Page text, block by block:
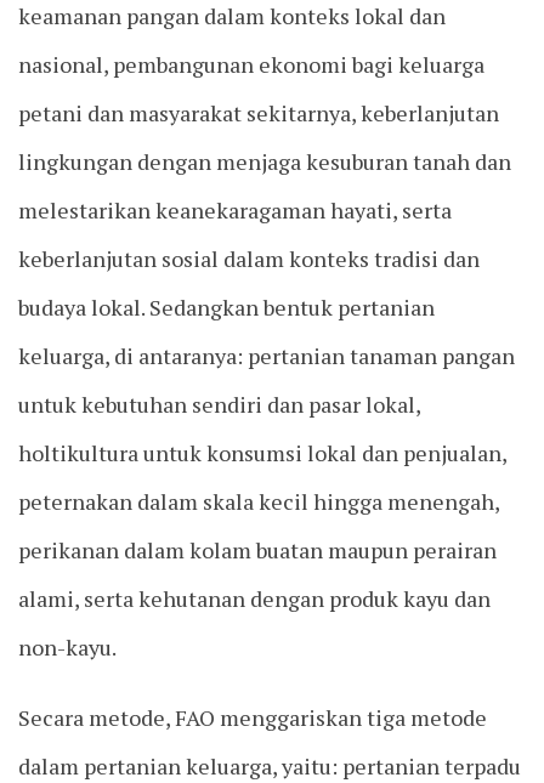
keamanan pangan dalam konteks lokal dan
nasional, pembangunan ekonomi bagi keluarga
petani dan masyarakat sekitarnya, keberlanjutan
lingkungan dengan menjaga kesuburan tanah dan
melestarikan keanekaragaman hayati, serta
keberlanjutan sosial dalam konteks tradisi dan
budaya lokal. Sedangkan bentuk pertanian
keluarga, di antaranya: pertanian tanaman pangan
untuk kebutuhan sendiri dan pasar lokal,
holtikultura untuk konsumsi lokal dan penjualan,
peternakan dalam skala kecil hingga menengah,
perikanan dalam kolam buatan maupun perairan
alami, serta kehutanan dengan produk kayu dan
non-kayu.
Secara metode, FAO menggariskan tiga metode
dalam pertanian keluarga, yaitu: pertanian terpadu